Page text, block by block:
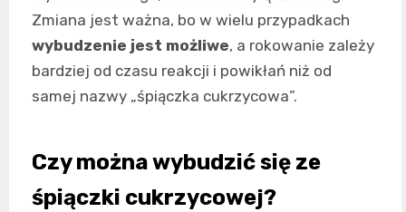
Zmiana jest ważna, bo w wielu przypadkach
wybudzenie jest możliwe, a rokowanie zależy
bardziej od czasu reakcji i powikłań niż od
samej nazwy „śpiączka cukrzycowa”.
Czy można wybudzić się ze
śpiączki cukrzycowej?